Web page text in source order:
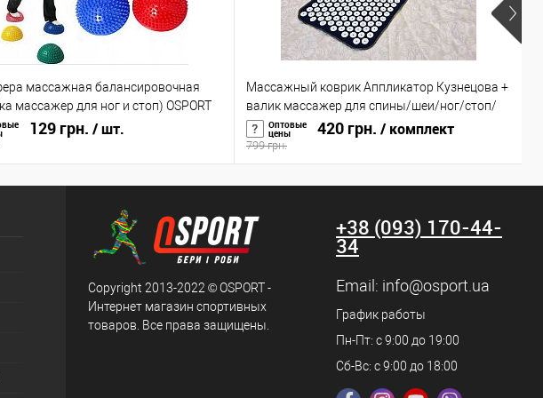
массажная балансировочная
массажер для ног и стоп) OSPORT
129 грн. / шт.
Массажный коврик Аппликатор Кузнецова +
валик массажер для спины/шеи/ног/стоп/
головы/тела OSPORT (n-0004)
Оптовые
цены 420 грн. / комплект
799 грн.
Copyright 2013-2022 © OSPORT -
Интернет магазин спортивных
товаров. Все права защищены.
+38 (093) 170-44-
34
Email: info@osport.ua
График работы
Пн-Пт: с 9:00 до 19:00
Сб-Вс: с 9:00 до 18:00